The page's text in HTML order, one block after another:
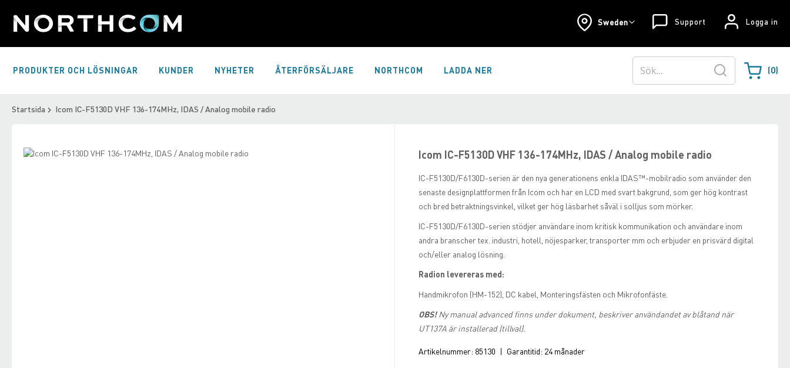
Logga in
Support
Skip
Sweden
PRODUKTER OCH LÖSNINGAR KUNDER NYHETER ÅTERFÖRSÄLJARE NORTHCOM LADDA NER Varukorgen
0
Sök
Startsida Icom IC-F5130D VHF 136-174MHz, IDAS / Analog mobile radio
Icom IC-F5130D VHF 136-174MHz, IDAS / Analog mobile radio
IC-F5130D/F6130D-serien är den nya generationens enkla IDAS™-mobilradio som använder den
senaste designplattformen från Icom och har en LCD med svart bakgrund, som ger hög kontrast
och bred betraktningsvinkel, vilket ger hög läsbarhet såväl i solljus som mörker.
IC-F5130D/F6130D-serien stödjer användare inom kritisk kommunikation och användare inom
andra branscher tex. industri, hotell, nöjesparker, transporter mm och erbjuder en prisvärd digital
och/eller analog lösning.
Radion levereras med:
Handmikrofon (HM-152), DC kabel, Monteringsfästen och Mikrofonfäste.
OBS!Ny manual advanced finns under dokument, beskriver användandet av blåtand när
UT137A är installerad (tillval).
Artikelnummer: 85130 | Garantitid: 24 månader
Skip